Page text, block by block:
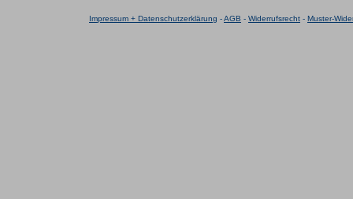
Impressum + Datenschutzerklärung -AGB - Widerrufsrecht - Muster-